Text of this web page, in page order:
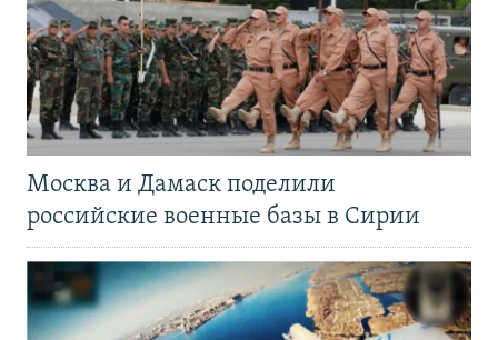
Москва и Дамаск поделили
российские военные базы в Сирии